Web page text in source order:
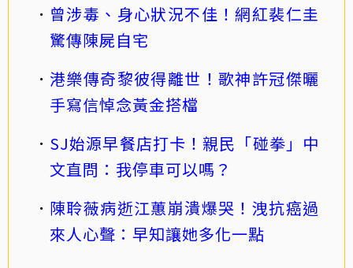
曾涉毒、身心狀況不佳！網紅裴仁圭
驚傳陳屍自宅
港樂傳奇黎彼得離世！歌神許冠傑曬
手寫信悼念黃金搭檔
SJ始源早餐店打卡！親民「碰拳」中
文直問：我停車可以嗎？
陳聆薇病逝江蕙崩潰爆哭！洩抗癌過
來人心聲：早知讓她多化一點